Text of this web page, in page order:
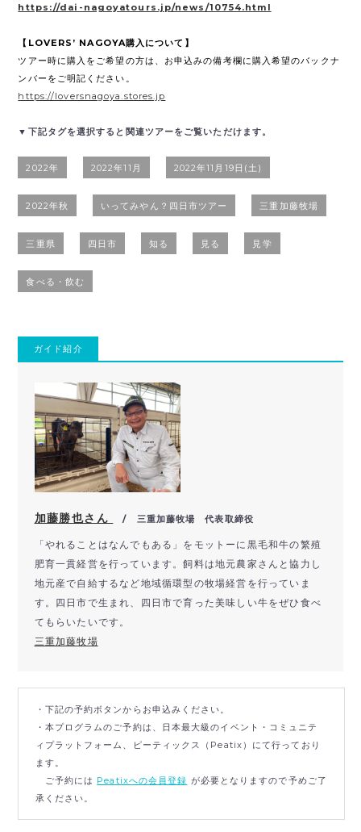
https://dai-nagoyatours.jp/news/10754.html
【LOVERS’ NAGOYA購入について】
ツアー時に購入をご希望の方は、お申込みの備考欄に購入希望のバックナ
ンバーをご明記ください。
https://loversnagoya.stores.jp
▼下記タグを選択すると関連ツアーをご覧いただけます。
2022年 2022年11月 2022年11月19日(土)
2022年秋 いってみやん？四日市ツアー 三重加藤牧場
三重県 四日市 知る 見る 見学
食べる・飲む
ガイド紹介
加藤勝也さん / 三重加藤牧場 代表取締役
「やれることはなんでもある」をモットーに黒毛和牛の繁殖
肥育一貫経営を行っています。飼料は地元農家さんと協力し
地元産で自給するなど地域循環型の牧場経営を行っていま
す。四日市で生まれ、四日市で育った美味しい牛をぜひ食べ
てもらいたいです。
三重加藤牧場
・下記の予約ボタンからお申込みください。
・本プログラムのご予約は、日本最大級のイベント・コミュニテ
ィプラットフォーム、ピーティックス（Peatix）にて行っており
ます。
ご予約には Peatixへの会員登録 が必要となりますので予めご了
承ください。